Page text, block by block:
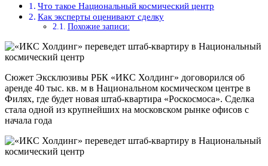
Что такое Национальный космический центр
Как эксперты оценивают сделку
Похожие записи:
Сюжет Эксклюзивы РБК «ИКС Холдинг» договорился об
аренде 40 тыс. кв. м в Национальном космическом центре в
Филях, где будет новая штаб-квартира «Роскосмоса». Сделка
стала одной из крупнейших на московском рынке офисов с
начала года